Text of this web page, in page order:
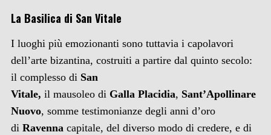
La Basilica di San Vitale
I luoghi più emozionanti sono tuttavia i capolavori
dell’arte bizantina, costruiti a partire dal quinto secolo:
il complesso di San
Vitale, il mausoleo di Galla Placidia, Sant’Apollinare
Nuovo, somme testimonianze degli anni d’oro
di Ravennacapitale, del diverso modo di credere, e di